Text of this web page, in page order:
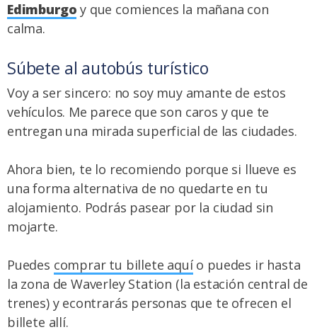
Edimburgo y que comiences la mañana con
calma.
Súbete al autobús turístico
Voy a ser sincero: no soy muy amante de estos
vehículos. Me parece que son caros y que te
entregan una mirada superficial de las ciudades.
Ahora bien, te lo recomiendo porque si llueve es
una forma alternativa de no quedarte en tu
alojamiento. Podrás pasear por la ciudad sin
mojarte.
Puedes comprar tu billete aquío puedes ir hasta
la zona de Waverley Station (la estación central de
trenes) y econtrarás personas que te ofrecen el
billete allí.